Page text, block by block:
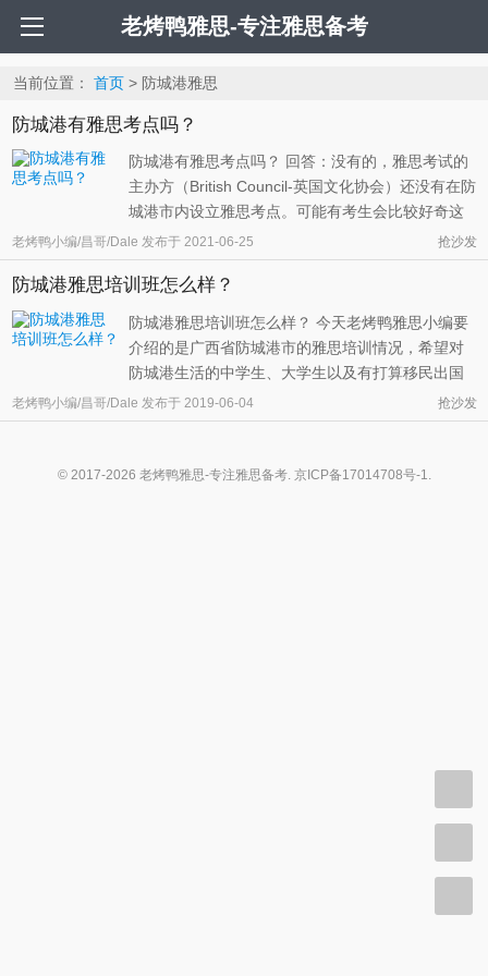
老烤鸭雅思-专注雅思备考
当前位置： 首页> 防城港雅思
防城港有雅思考点吗？
防城港有雅思考点吗？ 回答：没有的，雅思考试的
主办方（British Council-英国文化协会）还没有在防
城港市内设立雅思考点。可能有考生会比较好奇这
其中的原因。其实，我国很多三四线城市都没有考
点。在老烤鸭看来，这主要是因为目前的考生人数
还不能够达到开设考点的那个数量要求。不过，生
活在防城港及其周边地区的同 ...
老烤鸭小编/昌哥/Dale 发布于 2021-06-25 抢沙发
防城港雅思培训班怎么样？
防城港雅思培训班怎么样？ 今天老烤鸭雅思小编要
介绍的是广西省防城港市的雅思培训情况，希望对
防城港生活的中学生、大学生以及有打算移民出国
的烤鸭们提供一些有用的信息，希望老烤鸭能够在
大家雅思备考的过程中尽力帮助到所有的考生们。
海滨城市，至今还对那边的金滩难 ...
老烤鸭小编/昌哥/Dale 发布于 2019-06-04 抢沙发
© 2017-2026 老烤鸭雅思-专注雅思备考. 京ICP备17014708号-1.